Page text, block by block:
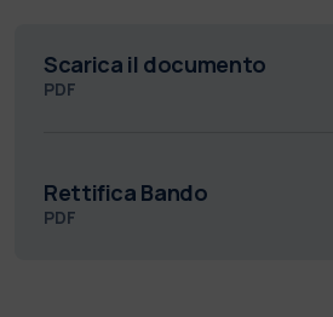
Scarica il documento
PDF
Rettifica Bando
PDF